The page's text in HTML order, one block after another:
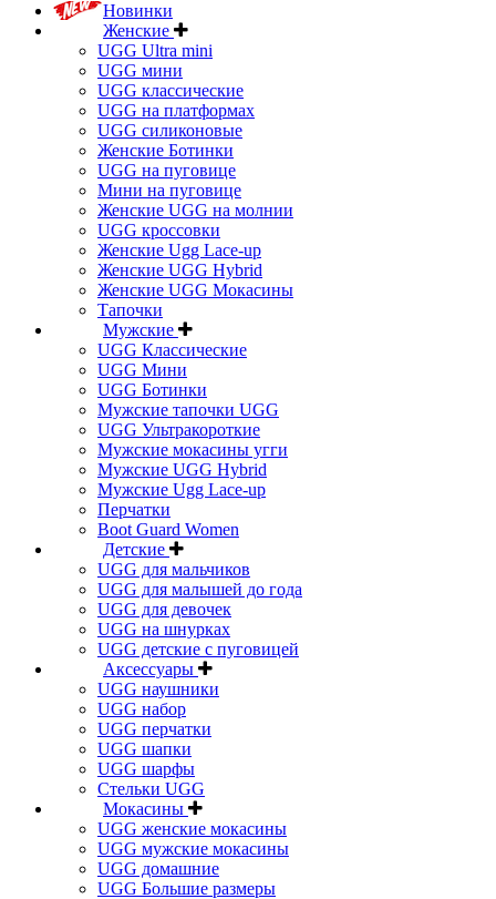
Новинки
Женские
UGG Ultra mini
UGG мини
UGG классические
UGG на платформах
UGG силиконовые
Женские Ботинки
UGG на пуговице
Мини на пуговице
Женские UGG на молнии
UGG кроссовки
Женские Ugg Lace-up
Женские UGG Hybrid
Женские UGG Мокасины
Тапочки
Мужские
UGG Классические
UGG Мини
UGG Ботинки
Мужские тапочки UGG
UGG Ультракороткие
Мужские мокасины угги
Мужские UGG Hybrid
Мужские Ugg Lace-up
Перчатки
Boot Guard Women
Детские
UGG для мальчиков
UGG для малышей до года
UGG для девочек
UGG на шнурках
UGG детские с пуговицей
Аксессуары
UGG наушники
UGG набор
UGG перчатки
UGG шапки
UGG шарфы
Стельки UGG
Мокасины
UGG женские мокасины
UGG мужские мокасины
UGG домашние
UGG Большие размеры